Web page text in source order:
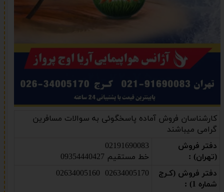
کارشناسان فروش آماده پاسخگوئی به سوالات مسافرین
گرامی میباشند
دفتر فروش
(تهران) :
02191690083
خط مستقیم 09354440427
دفتر فروش (کـرج
شماره 1) :
02634005170 02634005160